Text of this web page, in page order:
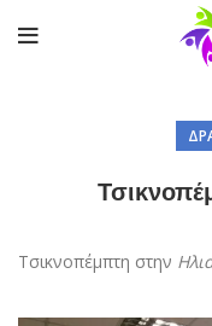
Τσικνοπέμπτη στην